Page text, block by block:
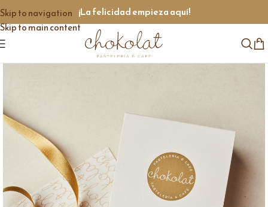
Skip to navigation
Skip to main content
¡La felicidad empieza aquí!